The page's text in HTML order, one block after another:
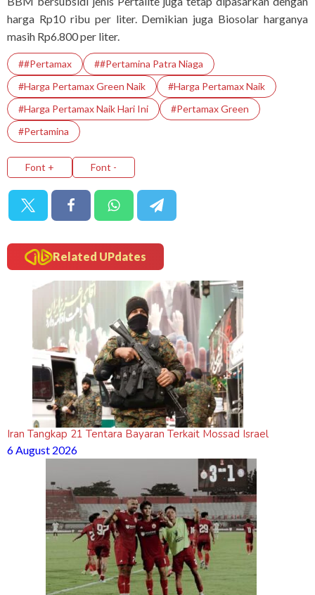
harga Rp10 ribu per liter. Demikian juga Biosolar harganya
masih Rp6.800 per liter.
##Pertamax
##Pertamina Patra Niaga
#Harga Pertamax Green Naik
#Harga Pertamax Naik
#Harga Pertamax Naik Hari Ini
#Pertamax Green
#Pertamina
Font + Font -
Related UPdates
Iran Tangkap 21 Tentara Bayaran Terkait Mossad Israel
6 August 2026